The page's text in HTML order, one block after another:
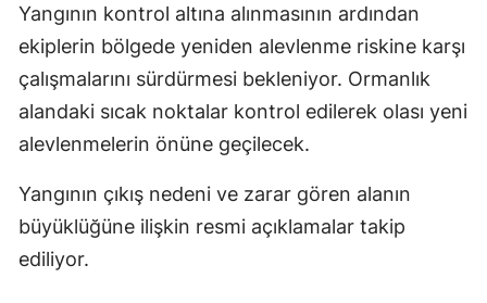
Yangının kontrol altına alınmasının ardından
ekiplerin bölgede yeniden alevlenme riskine karşı
çalışmalarını sürdürmesi bekleniyor. Ormanlık
alandaki sıcak noktalar kontrol edilerek olası yeni
alevlenmelerin önüne geçilecek.
Yangının çıkış nedeni ve zarar gören alanın
büyüklüğüne ilişkin resmi açıklamalar takip
ediliyor.